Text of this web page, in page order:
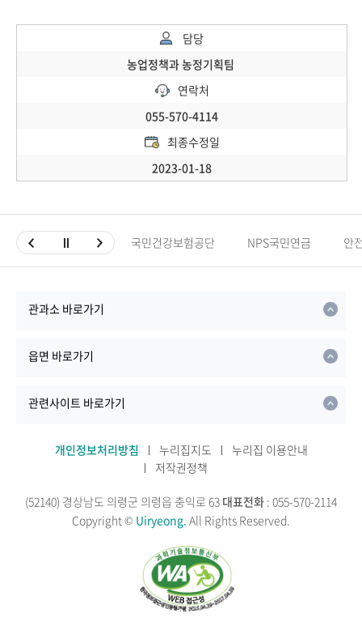
담당
농업정책과 농정기획팀
연락처
055-570-4114
최종수정일
2023-01-18
국민건강보험공단 NPS국민연금 안
관과소 바로가기
읍면 바로가기
관련사이트 바로가기
개인정보처리방침 누리집지도
누리집 이용안내
저작권정책
(52140) 경상남도 의령군 의령읍 충익로 63 대표전화 : 055-570-2114
Copyright © Uiryeong. All Rights Reserved.